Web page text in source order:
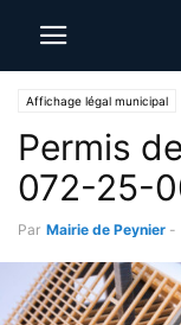
Affichage légal municipal
Permis
072-25-
Par Mairie de Peynier -